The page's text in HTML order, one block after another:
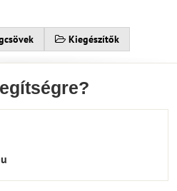
Kiegészítők